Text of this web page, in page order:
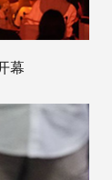
幕